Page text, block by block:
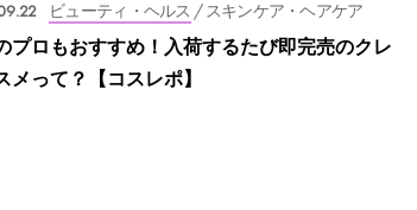
ビューティ・ヘルス / スキンケア・ヘアケア
プロもおすすめ！入荷するたび即完売のクレ
メって？【コスレポ】